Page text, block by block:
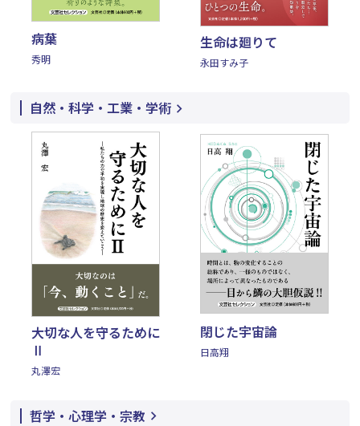
病葉
秀明
生命は廻りて
永田すみ子
自然・科学・工業・学術
大切な人を守るために
Ⅱ
丸澤宏
閉じた宇宙論
日高翔
哲学・心理学・宗教